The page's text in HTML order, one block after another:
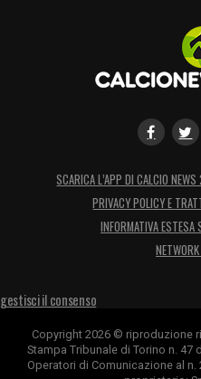
SCARICA L’APP DI CALCIO
PRIVACY POLICY E
INFORMATIVA ESTESA
gestisci il consenso
Copyright 2026 © riproduzione
Stampa Tribunale di Torino n.
Operatori di Comunicazione al n.